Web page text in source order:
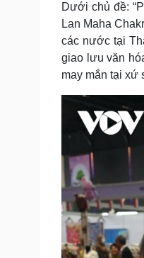
Sức khỏe
Dinh dưỡng -
Cây thuốc
Sản phụ khoa
Nhi khoa
Nam khoa
Làm đẹp - giảm
Phòng mạch
Ăn sạch sống
Cải chính
Dưới chủ đề:
Lan Maha
các nước tại
giao lưu văn
may mắn tại xứ